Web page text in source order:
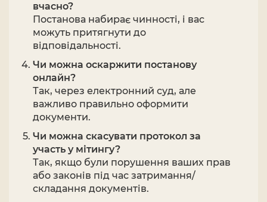
вчасно?
Постанова набирає чинності, і вас
можуть притягнути до
відповідальності.
Чи можна оскаржити постанову
онлайн?
Так, через електронний суд, але
важливо правильно оформити
документи.
Чи можна скасувати протокол за
участь у мітингу?
Так, якщо були порушення ваших прав
або законів під час затримання/
складання документів.